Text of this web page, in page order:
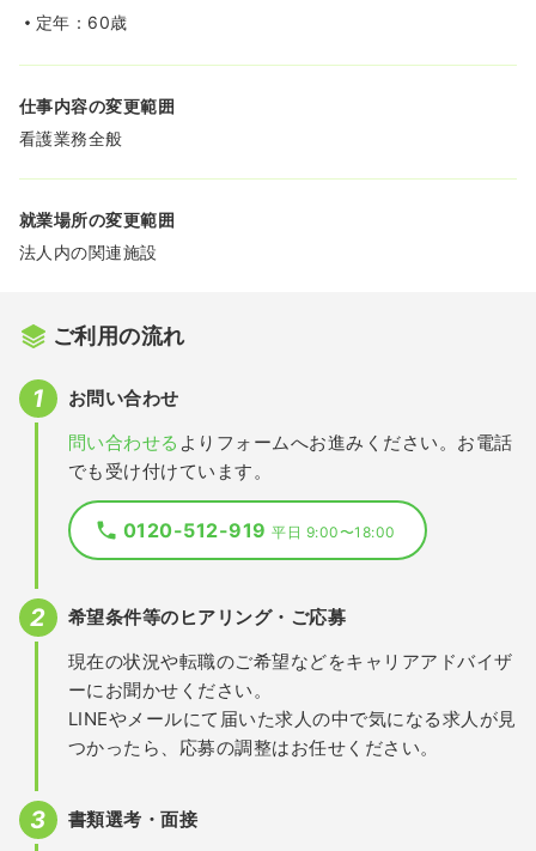
定年：60歳
仕事内容の変更範囲
看護業務全般
就業場所の変更範囲
法人内の関連施設
ご利用の流れ
お問い合わせ
問い合わせる よりフォームへお進みください。お電話
でも受け付けています。
0120-512-919平日 9:00〜18:00
希望条件等のヒアリング・ご応募
現在の状況や転職のご希望などをキャリアアドバイザ
ーにお聞かせください。
LINEやメールにて届いた求人の中で気になる求人が見
つかったら、応募の調整はお任せください。
書類選考・面接